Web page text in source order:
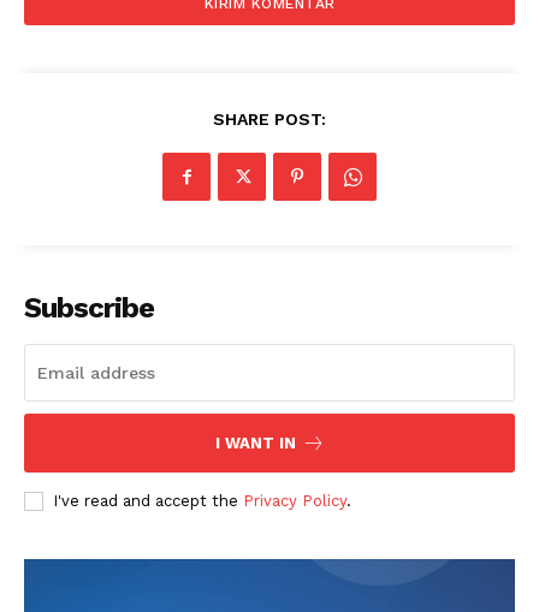
News Week
Company
SHARE POST:
Subscribe
I WANT IN
I've read and accept the Privacy Policy.